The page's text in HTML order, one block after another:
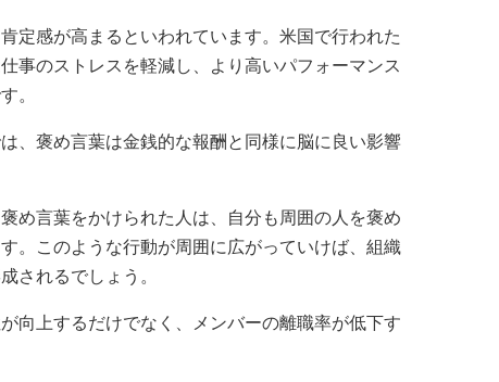
定感が高まるといわれています。米国で行われた
事のストレスを軽減し、より高いパフォーマンス
。
、褒め言葉は金銭的な報酬と同様に脳に良い影響
め言葉をかけられた人は、自分も周囲の人を褒め
。このような行動が周囲に広がっていけば、組織
されるでしょう。
向上するだけでなく、メンバーの離職率が低下す